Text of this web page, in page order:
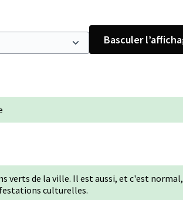
Basculer
verts de la ville. Il est aussi, et c'est
culturelles.